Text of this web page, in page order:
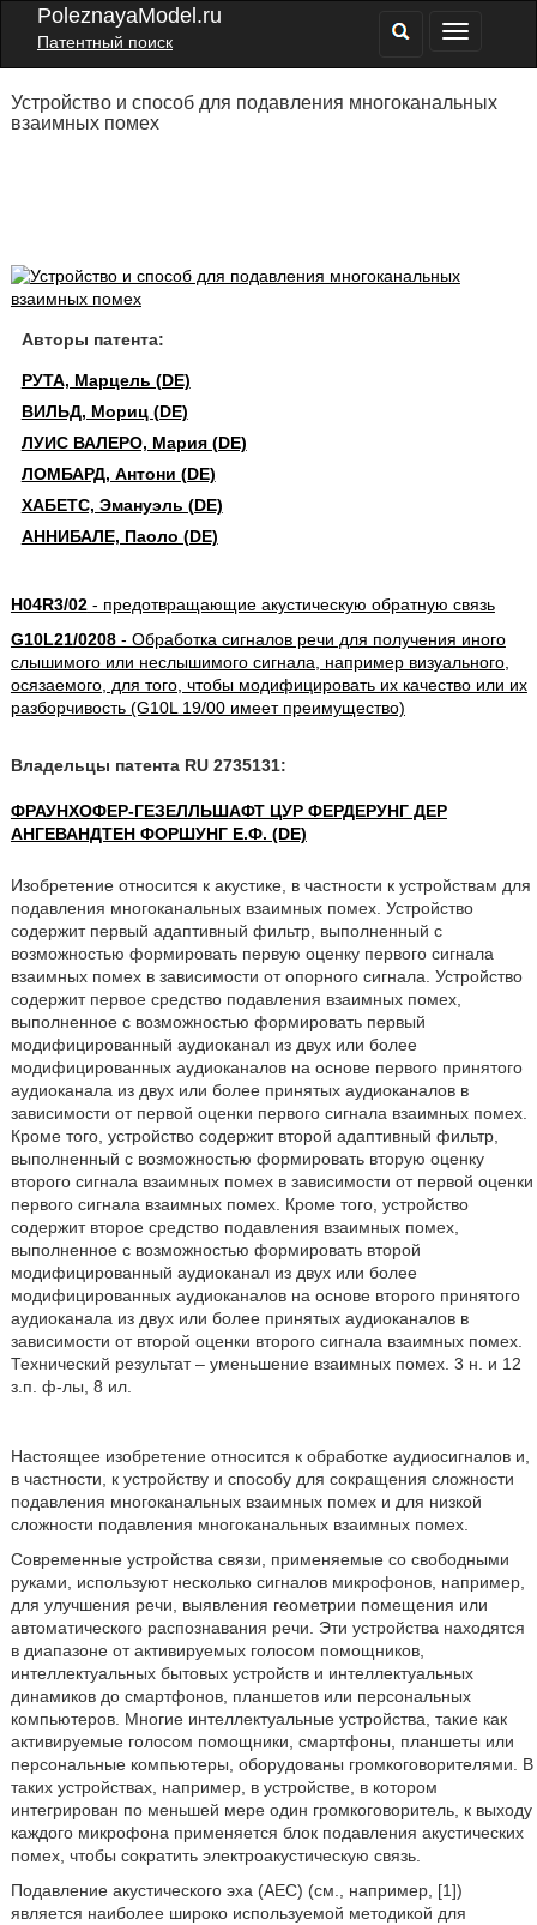
PoleznayaModel.ru
Патентный поиск
Устройство и способ для подавления многоканальных
взаимных помех
Авторы патента:
РУТА, Марцель (DE)
ВИЛЬД, Мориц (DE)
ЛУИС ВАЛЕРО, Мария (DE)
ЛОМБАРД, Антони (DE)
ХАБЕТС, Эмануэль (DE)
АННИБАЛЕ, Паоло (DE)
H04R3/02- предотвращающие акустическую обратную связь
G10L21/0208- Обработка сигналов речи для получения иного
слышимого или неслышимого сигнала, например визуального,
осязаемого, для того, чтобы модифицировать их качество или их
разборчивость (G10L 19/00 имеет преимущество)
Владельцы патента RU 2735131:
ФРАУНХОФЕР-ГЕЗЕЛЛЬШАФТ ЦУР ФЕРДЕРУНГ ДЕР
АНГЕВАНДТЕН ФОРШУНГ Е.Ф. (DE)
Изобретение относится к акустике, в частности к устройствам для
подавления многоканальных взаимных помех. Устройство
содержит первый адаптивный фильтр, выполненный с
возможностью формировать первую оценку первого сигнала
взаимных помех в зависимости от опорного сигнала. Устройство
содержит первое средство подавления взаимных помех,
выполненное с возможностью формировать первый
модифицированный аудиоканал из двух или более
модифицированных аудиоканалов на основе первого принятого
аудиоканала из двух или более принятых аудиоканалов в
зависимости от первой оценки первого сигнала взаимных помех.
Кроме того, устройство содержит второй адаптивный фильтр,
выполненный с возможностью формировать вторую оценку
второго сигнала взаимных помех в зависимости от первой оценки
первого сигнала взаимных помех. Кроме того, устройство
содержит второе средство подавления взаимных помех,
выполненное с возможностью формировать второй
модифицированный аудиоканал из двух или более
модифицированных аудиоканалов на основе второго принятого
аудиоканала из двух или более принятых аудиоканалов в
зависимости от второй оценки второго сигнала взаимных помех.
Технический результат – уменьшение взаимных помех. 3 н. и 12
з.п. ф-лы, 8 ил.
Настоящее изобретение относится к обработке аудиосигналов и,
в частности, к устройству и способу для сокращения сложности
подавления многоканальных взаимных помех и для низкой
сложности подавления многоканальных взаимных помех.
Современные устройства связи, применяемые со свободными
руками, используют несколько сигналов микрофонов, например,
для улучшения речи, выявления геометрии помещения или
автоматического распознавания речи. Эти устройства находятся
в диапазоне от активируемых голосом помощников,
интеллектуальных бытовых устройств и интеллектуальных
динамиков до смартфонов, планшетов или персональных
компьютеров. Многие интеллектуальные устройства, такие как
активируемые голосом помощники, смартфоны, планшеты или
персональные компьютеры, оборудованы громкоговорителями. В
таких устройствах, например, в устройстве, в котором
интегрирован по меньшей мере один громкоговоритель, к выходу
каждого микрофона применяется блок подавления акустических
помех, чтобы сократить электроакустическую связь.
Подавление акустического эха (AEC) (см., например, [1])
является наиболее широко используемой методикой для